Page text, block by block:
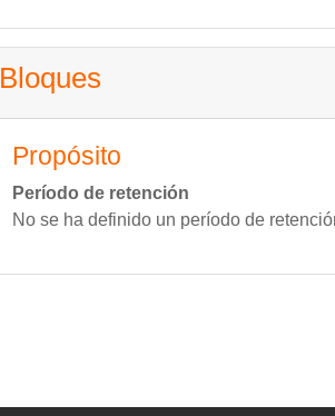
Bloques
Propósito
Período de retención
No se ha definido un período de